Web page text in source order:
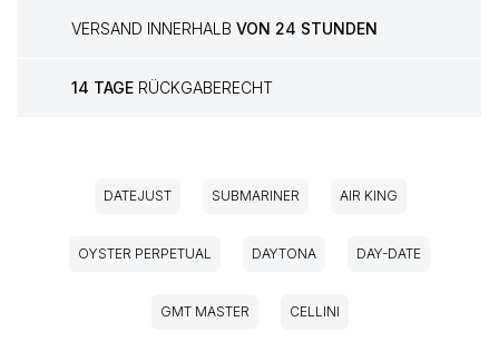
VERSAND INNERHALB VON 24 STUNDEN
14 TAGE RÜCKGABERECHT
DATEJUST SUBMARINER AIR KING
OYSTER PERPETUAL DAYTONA DAY-DATE
GMT MASTER CELLINI